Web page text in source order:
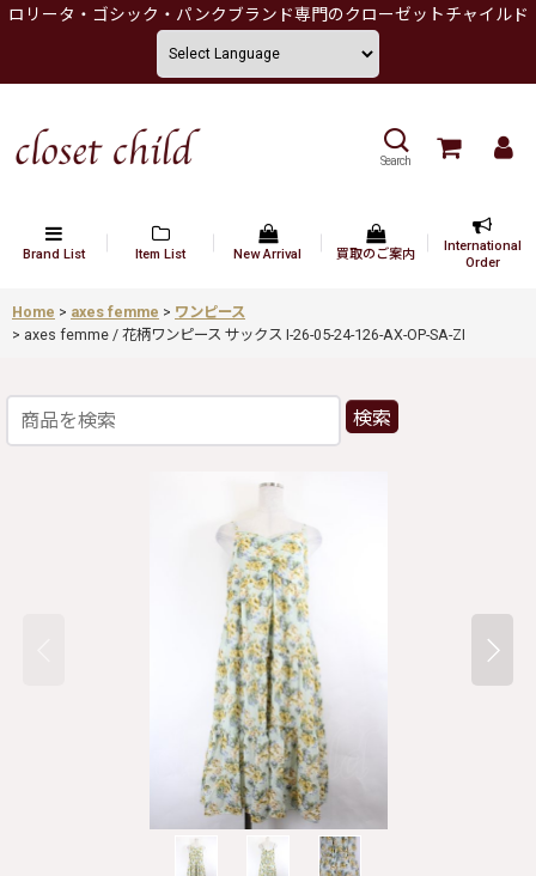
ロリータ・ゴシック・パンクブランド専門のクローゼットチャイルド
Search
Brand List Item List New Arrival 買取のご案内
International
Order
Home > axes femme > ワンピース
> axes femme / 花柄ワンピース サックス I-26-05-24-126-AX-OP-SA-ZI
検索